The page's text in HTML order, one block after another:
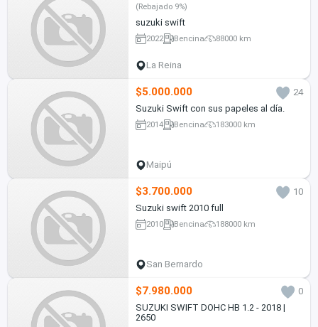
(Rebajado 9%)
suzuki swift
2022 Bencina 88000 km
La Reina
$5.000.000
24
Suzuki Swift con sus papeles al día.
2014 Bencina 183000 km
Maipú
$3.700.000
10
Suzuki swift 2010 full
2010 Bencina 188000 km
San Bernardo
$7.980.000
0
SUZUKI SWIFT DOHC HB 1.2 - 2018 |
2650